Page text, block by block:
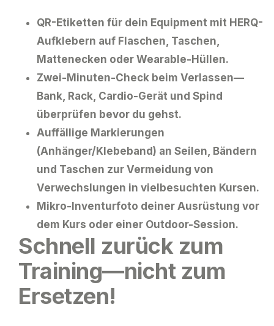
QR-Etiketten für dein Equipment mit HERQ-
Aufklebern auf Flaschen, Taschen,
Mattenecken oder Wearable-Hüllen.
Zwei-Minuten-Check beim Verlassen—
Bank, Rack, Cardio-Gerät und Spind
überprüfen bevor du gehst.
Auffällige Markierungen
(Anhänger/Klebeband) an Seilen, Bändern
und Taschen zur Vermeidung von
Verwechslungen in vielbesuchten Kursen.
Mikro-Inventurfoto deiner Ausrüstung vor
dem Kurs oder einer Outdoor-Session.
Schnell zurück zum
Training—nicht zum
Ersetzen!